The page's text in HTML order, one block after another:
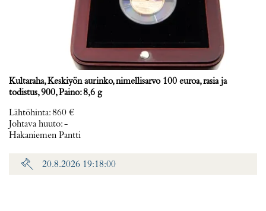
Kultaraha, Keskiyön aurinko, nimellisarvo 100 euroa, rasia ja
todistus, 900, Paino: 8,6 g
Lähtöhinta:860 €
Johtava huuto:-
Hakaniemen Pantti
20.8.2026 19:18:00